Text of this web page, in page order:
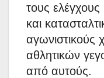
τους
και
αγωνιστικούς
αθλητικών
από αυτούς.